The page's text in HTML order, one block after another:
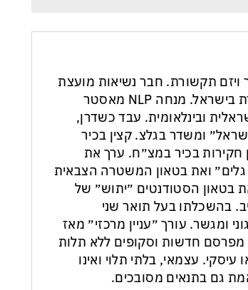
ויזם תקשורת. חבר נשיאות מועצת
העיתונות והתקשורת בישראל. מנחה NLP מאסטר
ובינלאומית. עבד כשדרן,
ומשדר בגלצ. קצין בכיר
חקירות בכיר במצ״ח. ערך את
גלים״ ואת בטאון המשטרה הצבאית
בטאון הסטודנטים ״יתוש״ של
בהשכלתו בעל תואר שני
ומגשר. עורך ״עניין מרכזי״ מאז
העיתון מפרסם חדשות וסקופים ללא תלות
עיסקי. עצמאי, בלתי תלוי ואינו
גם בתנאים מסובכים.